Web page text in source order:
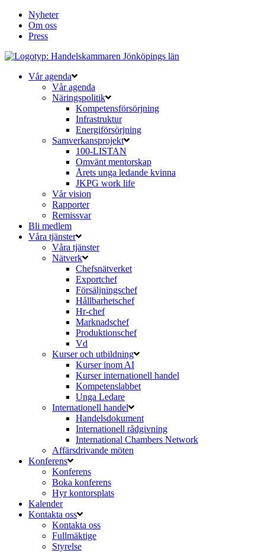
Nyheter
Om oss
Press
Vår agenda
Vår agenda
Näringspolitik
Kompetensförsörjning
Infrastruktur
Energiförsörjning
Samverkansprojekt
100-LISTAN
Omvänt mentorskap
Årets unga ledande kvinna
JKPG work life
Vår vision
Rapporter
Remissvar
Bli medlem
Våra tjänster
Våra tjänster
Nätverk
Chefsnätverket
Exportchef
Försäljningschef
Hållbarhetschef
Hr-chef
Marknadschef
Produktionschef
Vd
Kurser och utbildning
Kurser inom AI
Kurser internationell handel
Kompetenslabbet
Unga Ledare
Internationell handel
Handelsdokument
Internationell rådgivning
International Chambers Network
Affärsdrivande möten
Konferens
Konferens
Boka konferens
Hyr kontorsplats
Kalender
Kontakta oss
Kontakta oss
Fullmäktige
Styrelse